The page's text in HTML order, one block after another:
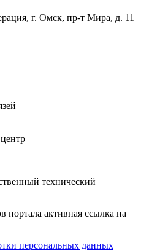
г. Омск, пр-т Мира, д. 11
технический
портала активная ссылка на
персональных данных